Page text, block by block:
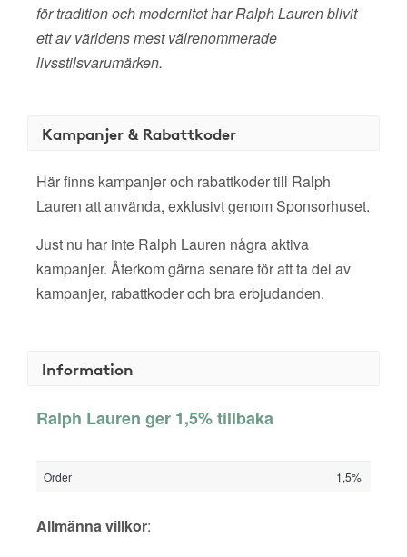
för tradition och modernitet har Ralph Lauren blivit
ett av världens mest välrenommerade
livsstilsvarumärken.
Kampanjer & Rabattkoder
Här finns kampanjer och rabattkoder till Ralph
Lauren att använda, exklusivt genom Sponsorhuset.
Just nu har inte Ralph Lauren några aktiva
kampanjer. Återkom gärna senare för att ta del av
kampanjer, rabattkoder och bra erbjudanden.
Information
Ralph Lauren ger 1,5% tillbaka
Order 1,5%
Allmänna villkor: